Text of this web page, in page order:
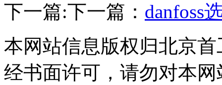
下一篇:下一篇： danfoss
本网站信息版权归北京
经书面许可，请勿对本